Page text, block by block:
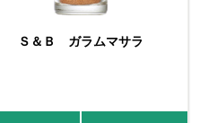
お徳用おろし生にんにく
スマートスパイス ター
スマートスパイス クミ
Ｓ＆Ｂ 袋入りコリアン
Ｓ＆Ｂ ガラムマサラ